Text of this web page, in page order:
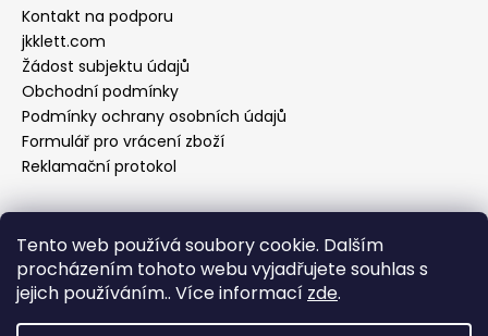
Tento web používá soubory cookie. Dalším
procházením tohoto webu vyjadřujete souhlas s
jejich používáním.. Více informací zde.
Kontakt na podporu
jkklett.com
Žádost subjektu údajů
Obchodní podmínky
Podmínky ochrany osobních údajů
Formulář pro vrácení zboží
Reklamační protokol
Facebook